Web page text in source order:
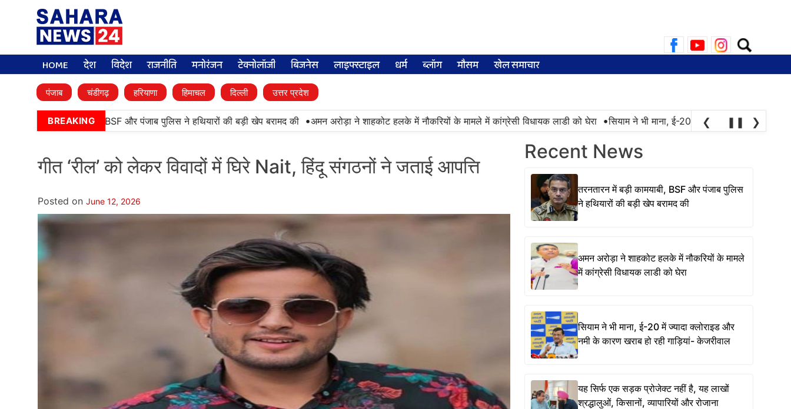
Search
for:
HOME देश विदेश राजनीति मनोरंजन टेक्नोलॉजी बिजनेस लाइफ्स्टाइल धर्म ब्लॉग मौसम खेल समाचार
पंजाब चंडीगढ़ हरियाणा हिमाचल दिल्ली उत्तर प्रदेश
BREAKING
में बड़ी कामयाबी, BSF और पंजाब पुलिस ने हथियारों की बड़ी खेप बरामद की •अमन अरोड़ा ने शाहकोट हलके में नौकरियों के मामले में कांग्रेसी विधायक लाडी को घेरा •सियाम ने भी माना, ई-20 में ज्यादा क्लोराइड और नमी के
❮ ❚❚ ❯
गीत ‘रील’ को लेकर विवादों में घिरे Nait, हिंदू संगठनों ने जताई आपत्ति
Posted on June 12, 2026
Recent News
तरनतारन में बड़ी कामयाबी, BSF और पंजाब पुलिस
ने हथियारों की बड़ी खेप बरामद की
अमन अरोड़ा ने शाहकोट हलके में नौकरियों के मामले
में कांग्रेसी विधायक लाडी को घेरा
सियाम ने भी माना, ई-20 में ज्यादा क्लोराइड और
नमी के कारण खराब हो रही गाड़ियां- केजरीवाल
यह सिर्फ एक सड़क प्रोजेक्ट नहीं है, यह लाखों
श्रद्धालुओं, किसानों, व्यापारियों और रोजाना